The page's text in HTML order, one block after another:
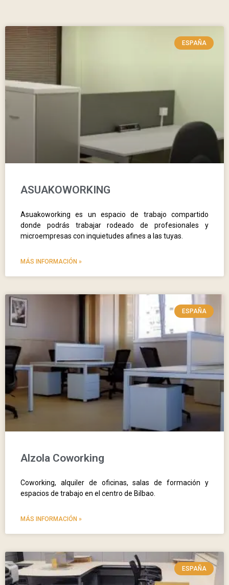
ESPAÑA
ASUAKOWORKING
Asuakoworking es un espacio de trabajo compartido
donde podrás trabajar rodeado de profesionales y
microempresas con inquietudes afines a las tuyas.
MÁS INFORMACIÓN »
ESPAÑA
Alzola Coworking
Coworking, alquiler de oficinas, salas de formación y
espacios de trabajo en el centro de Bilbao.
MÁS INFORMACIÓN »
ESPAÑA